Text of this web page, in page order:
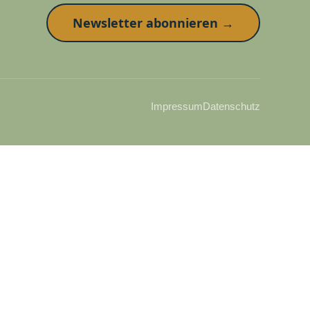
ImpressumDatenschutz
Newsletter abonnieren →